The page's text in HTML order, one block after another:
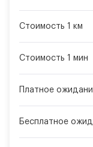
Стоимость 1 км
Стоимость 1 мин
Платное
Бесплатное